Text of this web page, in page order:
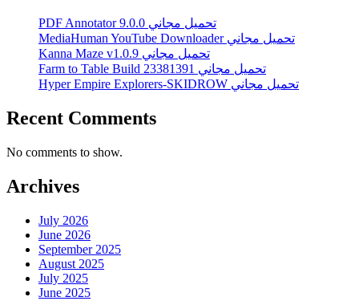
PDF Annotator 9.0.0 تحميل مجاني
MediaHuman YouTube Downloader تحميل مجاني
Kanna Maze v1.0.9 تحميل مجاني
Farm to Table Build 23381391 تحميل مجاني
Hyper Empire Explorers-SKIDROW تحميل مجاني
Recent Comments
No comments to show.
Archives
July 2026
June 2026
September 2025
August 2025
July 2025
June 2025